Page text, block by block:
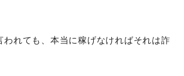
われても、本当に稼げなければそれは詐